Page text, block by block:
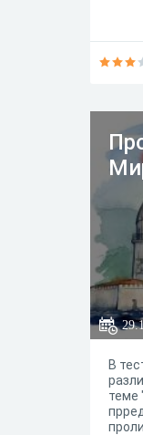
В
теме